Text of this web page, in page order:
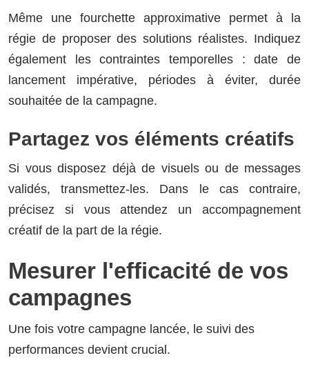
Même une fourchette approximative permet à la
régie de proposer des solutions réalistes. Indiquez
également les contraintes temporelles : date de
lancement impérative, périodes à éviter, durée
souhaitée de la campagne.
Partagez vos éléments créatifs
Si vous disposez déjà de visuels ou de messages
validés, transmettez-les. Dans le cas contraire,
précisez si vous attendez un accompagnement
créatif de la part de la régie.
Mesurer l'efficacité de vos
campagnes
Une fois votre campagne lancée, le suivi des
performances devient crucial.